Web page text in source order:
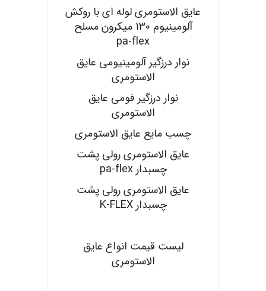
عایق الاستومری لوله ای با روکش
آلومینیوم 130 میکرون مسلح
pa-flex
نوار درزگیر آلومینیومی عایق
الاستومری
نوار درزگیر فومی عایق
الاستومری
چسب مایع عایق الاستومری
عایق الاستومری رولی پشت
چسبدار pa-flex
عایق الاستومری رولی پشت
چسبدار K-FLEX
لیست قیمت انواع عایق
الاستومری